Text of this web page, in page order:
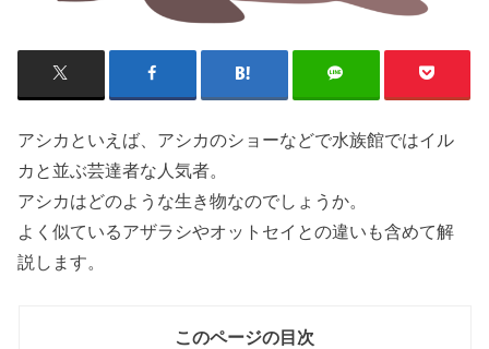
アシカといえば、アシカのショーなどで水族館ではイル
カと並ぶ芸達者な人気者。
アシカはどのような生き物なのでしょうか。
よく似ているアザラシやオットセイとの違いも含めて解
説します。
このページの目次